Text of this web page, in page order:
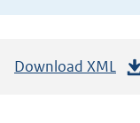
Download XML